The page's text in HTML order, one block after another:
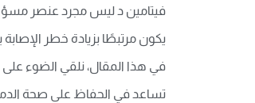
فيتامين د ليس مجرد عنصر
يكون مرتبطًا بزيادة خطر الإصابة
في هذا المقال، نلقي الضوء على
تساعد في الحفاظ على صحة